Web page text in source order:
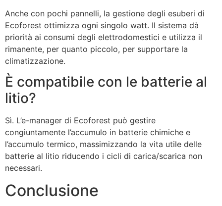
Anche con pochi pannelli, la gestione degli esuberi di
Ecoforest ottimizza ogni singolo watt. Il sistema dà
priorità ai consumi degli elettrodomestici e utilizza il
rimanente, per quanto piccolo, per supportare la
climatizzazione.
È compatibile con le batterie al
litio?
Sì. L’e-manager di Ecoforest può gestire
congiuntamente l’accumulo in batterie chimiche e
l’accumulo termico, massimizzando la vita utile delle
batterie al litio riducendo i cicli di carica/scarica non
necessari.
Conclusione